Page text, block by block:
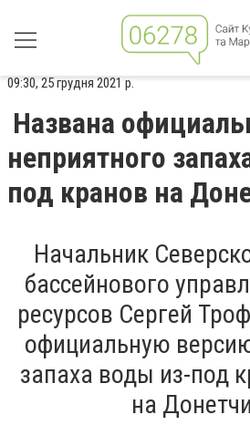
09:30, 25 грудня 2021 р.
Названа
неприятного
под кранов на
Начальник
бассейнового
ресурсов Сергей
официальную
запаха воды из-под
на